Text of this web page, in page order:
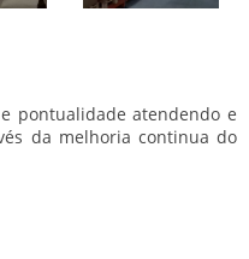
pontualidade atendendo e
da melhoria continua do